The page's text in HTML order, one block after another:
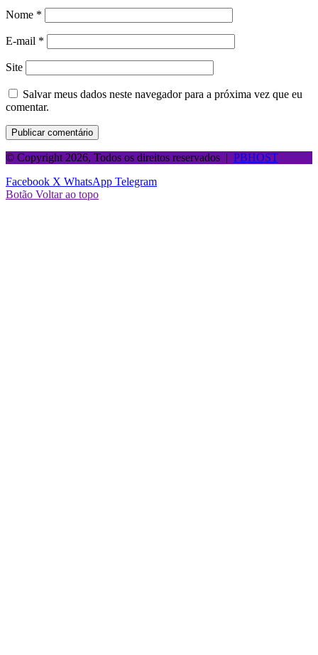
Nome *
E-mail *
Site
Salvar meus dados neste navegador para a próxima vez que eu
comentar.
© Copyright 2026, Todos os direitos reservados | PBHOST
Facebook X WhatsApp Telegram
Botão Voltar ao topo